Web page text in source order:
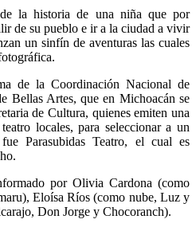
la historia de una niña que por
de su pueblo e ir a la ciudad a vivir
un sinfín de aventuras las cuales
de la Coordinación Nacional de
Bellas Artes, que en Michoacán se
de Cultura, quienes emiten una
locales, para seleccionar a un
Parasubidas Teatro, el cual es
por Olivia Cardona (como
Eloísa Ríos (como nube, Luz y
Don Jorge y Chocoranch).